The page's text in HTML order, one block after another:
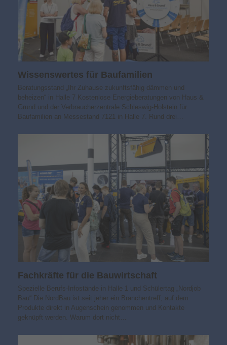
Wissens­wertes für Baufamilien
Beratungsstand „Ihr Zuhause zukunfts­fähig dämmen und
beheizen“ in Halle 7 Kostenlose Energieberatungen von Haus &
Grund und der Verbraucherzentrale Schleswig-Holstein für
Baufamilien an Messestand 7121 in Halle 7. Rund drei…
Fachkräfte für die Bauwirtschaft
Spezielle Berufs-Infostände in Halle 1 und Schülertag „Nordjob
Bau“ Die NordBau ist seit jeher ein Branchentreff, auf dem
Produkte direkt in Augenschein genommen und Kontakte
geknüpft werden. Warum dort nicht…